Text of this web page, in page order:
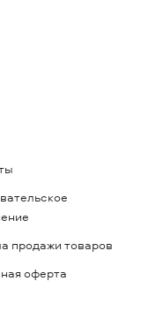
продажи товаров
оферта